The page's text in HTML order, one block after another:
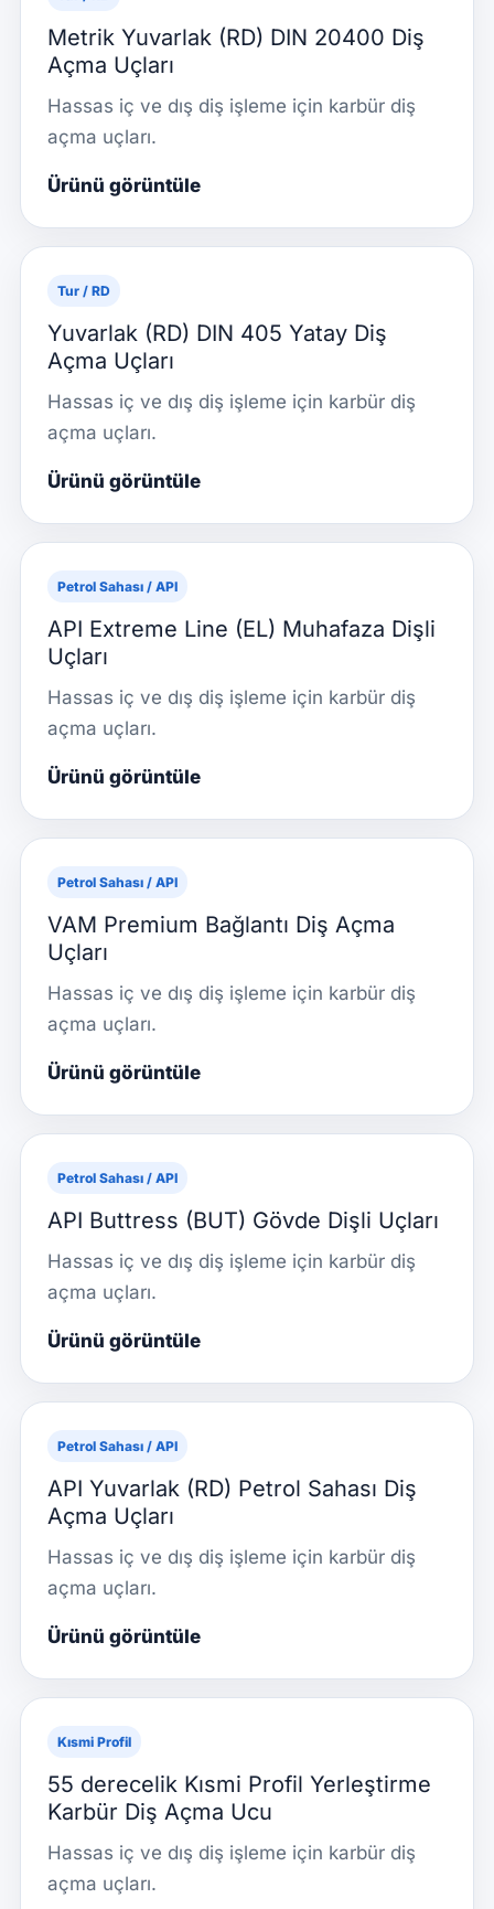
Metrik Yuvarlak (RD) DIN 20400 Diş
Açma Uçları
Hassas iç ve dış diş işleme için karbür diş
açma uçları.
Ürünü görüntüle
Tur / RD
Yuvarlak (RD) DIN 405 Yatay Diş
Açma Uçları
Hassas iç ve dış diş işleme için karbür diş
açma uçları.
Ürünü görüntüle
Petrol Sahası / API
API Extreme Line (EL) Muhafaza Dişli
Uçları
Hassas iç ve dış diş işleme için karbür diş
açma uçları.
Ürünü görüntüle
Petrol Sahası / API
VAM Premium Bağlantı Diş Açma
Uçları
Hassas iç ve dış diş işleme için karbür diş
açma uçları.
Ürünü görüntüle
Petrol Sahası / API
API Buttress (BUT) Gövde Dişli Uçları
Hassas iç ve dış diş işleme için karbür diş
açma uçları.
Ürünü görüntüle
Petrol Sahası / API
API Yuvarlak (RD) Petrol Sahası Diş
Açma Uçları
Hassas iç ve dış diş işleme için karbür diş
açma uçları.
Ürünü görüntüle
Kısmi Profil
55 derecelik Kısmi Profil Yerleştirme
Karbür Diş Açma Ucu
Hassas iç ve dış diş işleme için karbür diş
açma uçları.